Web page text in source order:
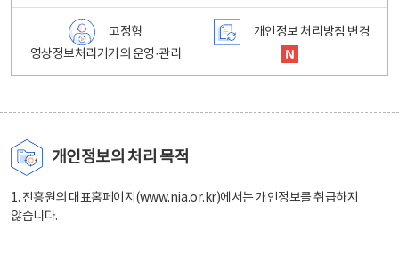
고정형
영상정보처리기기의 운영·관리
개인정보 처리방침 변경
개인정보의 처리 목적
1. 진흥원의 대표홈페이지(www.nia.or.kr)에서는 개인정보를 취급하지
않습니다.